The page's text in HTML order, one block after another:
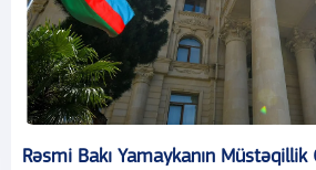
Rəsmi Bakı Yamaykanın